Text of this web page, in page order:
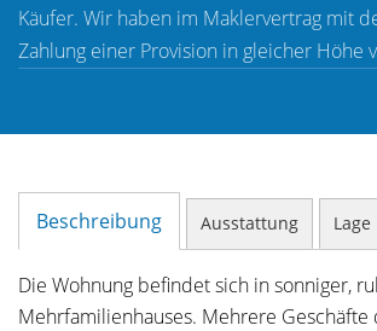
Käufer. Wir haben im Maklervertrag mit
Zahlung einer Provision in gleicher Höhe
Beschreibung Ausstattung Lage
Die Wohnung befindet sich in sonniger,
Mehrfamilienhauses. Mehrere Geschäfte